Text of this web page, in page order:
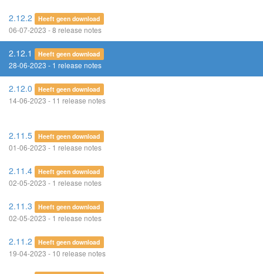
2.12.2 Heeft geen download
06-07-2023 - 8 release notes
2.12.1 Heeft geen download
28-06-2023 - 1 release notes
2.12.0 Heeft geen download
14-06-2023 - 11 release notes
2.11.5 Heeft geen download
01-06-2023 - 1 release notes
2.11.4 Heeft geen download
02-05-2023 - 1 release notes
2.11.3 Heeft geen download
02-05-2023 - 1 release notes
2.11.2 Heeft geen download
19-04-2023 - 10 release notes